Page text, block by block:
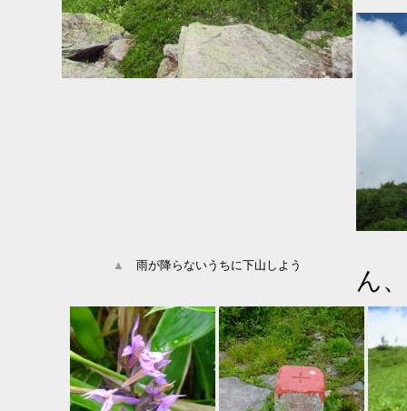
▲ 雨が降らないうちに下山しよう
ん